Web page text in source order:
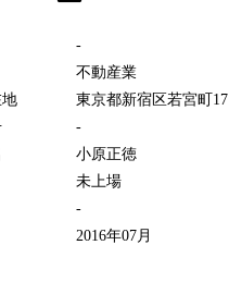
-
不動産業
東京都新宿区若宮町17
-
小原正徳
未上場
-
2016年07月